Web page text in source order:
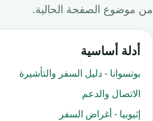
من موضوع الصفحة الحالية.
أدلة أساسية
بوتسوانا - دليل السفر والتأشيرة
الاتصال والدعم
إثيوبيا - أغراض السفر